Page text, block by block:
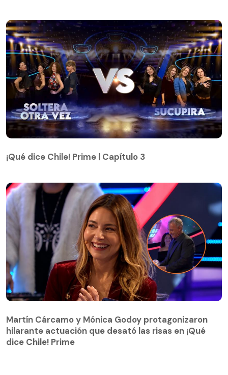
¡Qué dice Chile! Prime | Capítulo 3
hilarante actuación que desató las risas en ¡Qué
dice Chile! Prime
Martín Cárcamo y Mónica Godoy protagonizaron
hilarante actuación que desató las risas en ¡Qué
dice Chile! Prime